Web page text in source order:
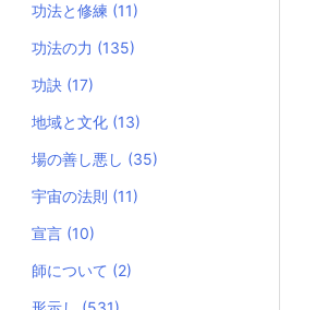
功法と修練 (11)
功法の力 (135)
功訣 (17)
地域と文化 (13)
場の善し悪し (35)
宇宙の法則 (11)
宣言 (10)
師について (2)